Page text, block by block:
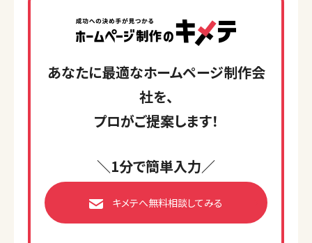
あなたに最適なホームページ制作会
社を、
プロがご提案します！
＼1分で簡単入力／
キメテへ無料相談してみる